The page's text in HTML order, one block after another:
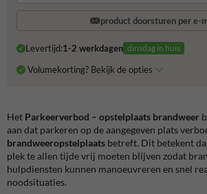
product doorsturen per e-
Levertijd:1-2 werkdagen dinsdag in huis
Volumekorting? Bekijk de opties
Het Parkeerverbod – opstelplaats brandweer
aan dat parkeren op de aangegeven plats
brandweeropstelplaats betreft. Dit betekent
plek te allen tijde vrij moeten blijven zodat
hulpdiensten kunnen manoeuvreren en snel
noodsituaties.